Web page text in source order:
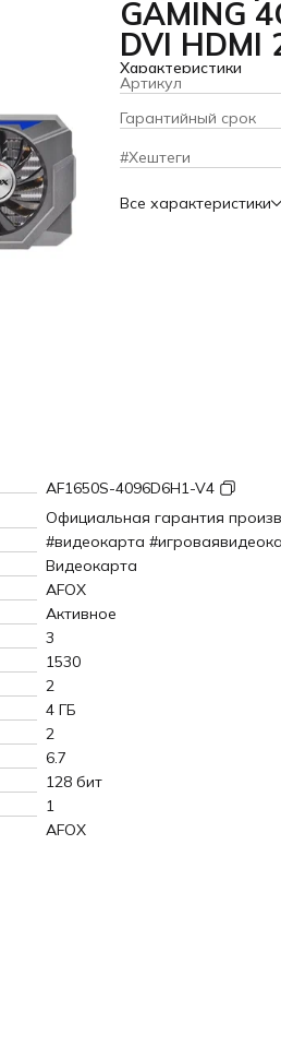
GAMING
DVI HDMI
Характеристики
Артикул
Гарантийный срок
#Хештеги
Все характеристики
AF1650S-4096D6H1-V4
Официальная гарантия
#видеокарта
Видеокарта
AFOX
Активное
3
1530
2
4 ГБ
2
6.7
128 бит
1
AFOX